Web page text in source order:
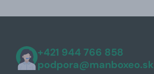
+421 944 766 858
podpora@manboxeo.sk